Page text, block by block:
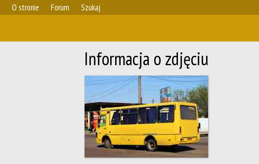
O stronie Forum Szukaj
Informacja o zdjęciu